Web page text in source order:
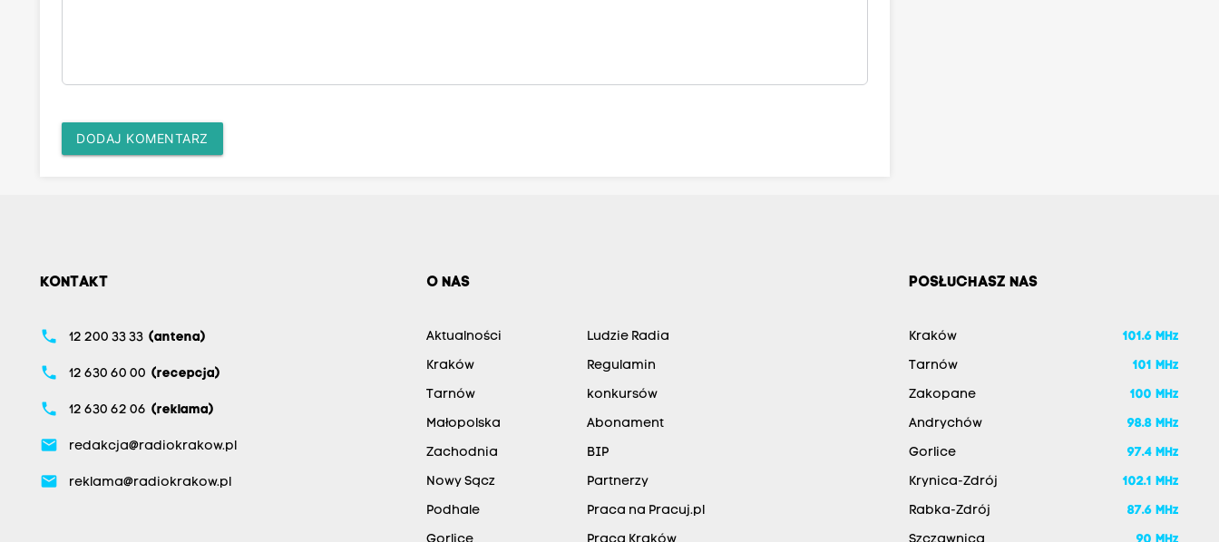
DODAJ KOMENTARZ
KONTAKT
phone 12 200 33 33 (antena)
phone 12 630 60 00 (recepcja)
phone 12 630 62 06 (reklama)
email redakcja@radiokrakow.pl
email reklama@radiokrakow.pl
O NAS
Aktualności
Kraków
Tarnów
Małopolska
Zachodnia
Nowy Sącz
Podhale
Ludzie Radia
Regulamin
konkursów
Abonament
BIP
Partnerzy
Praca na Pracuj.pl
POSŁUCHASZ NAS
Kraków 101.6 MHz
Tarnów 101 MHz
Zakopane 100 MHz
Andrychów 98.8 MHz
Gorlice 97.4 MHz
Krynica-Zdrój 102.1 MHz
Rabka-Zdrój 87.6 MHz